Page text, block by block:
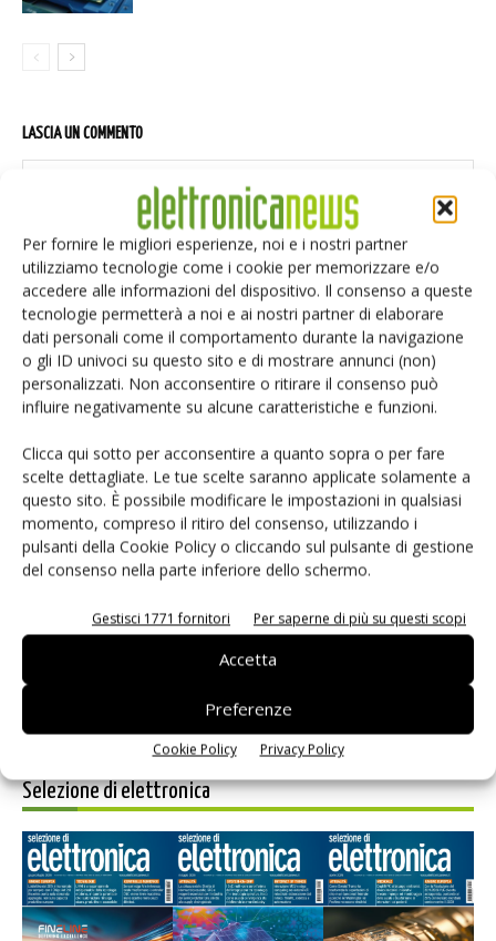
Per fornire le migliori esperienze, noi e i nostri partner
utilizziamo tecnologie come i cookie per memorizzare e/o
accedere alle informazioni del dispositivo. Il consenso a queste
tecnologie permetterà a noi e ai nostri partner di elaborare
dati personali come il comportamento durante la navigazione
o gli ID univoci su questo sito e di mostrare annunci (non)
personalizzati. Non acconsentire o ritirare il consenso può
influire negativamente su alcune caratteristiche e funzioni.
Clicca qui sotto per acconsentire a quanto sopra o per fare
scelte dettagliate. Le tue scelte saranno applicate solamente a
questo sito. È possibile modificare le impostazioni in qualsiasi
momento, compreso il ritiro del consenso, utilizzando i
pulsanti della Cookie Policy o cliccando sul pulsante di gestione
del consenso nella parte inferiore dello schermo.
Gestisci 1771 fornitori Per saperne di più su questi scopi
Accetta
Preferenze
Cookie Policy Privacy Policy
LASCIA UN COMMENTO
Salva il mio nome, email e sito web in questo browser per i
prossimi commenti.
Selezione di elettronica